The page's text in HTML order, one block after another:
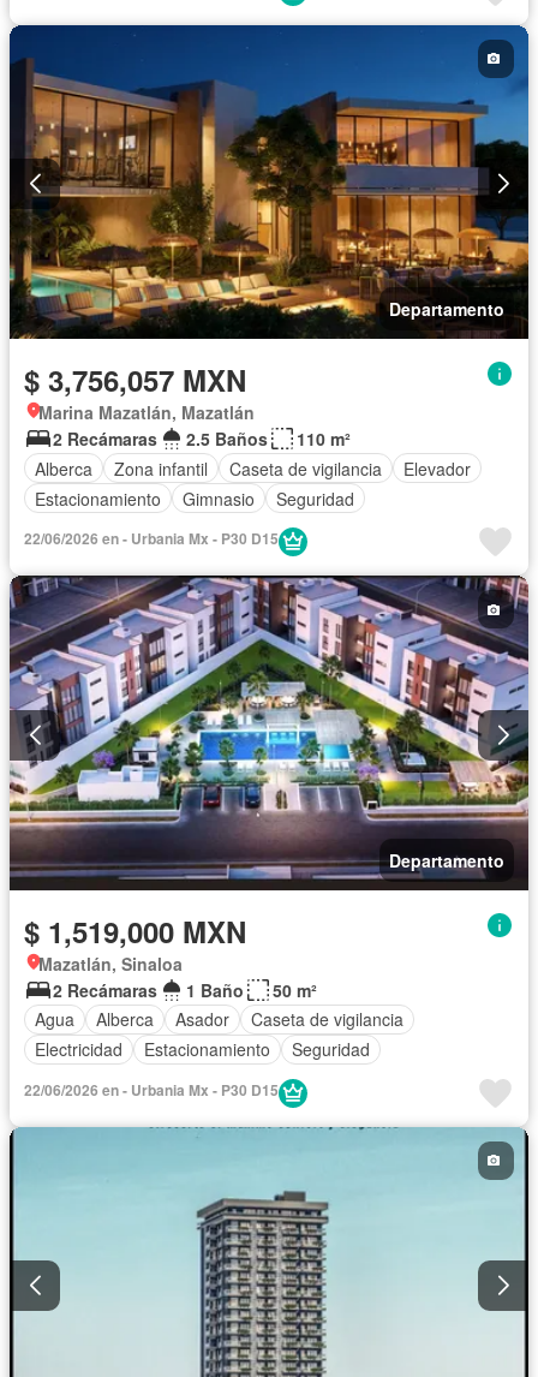
Departamento
$ 3,756,057 MXN
Marina Mazatlán, Mazatlán
2 Recámaras
2.5 Baños
110 m²
Alberca
Zona infantil Caseta de vigilancia
Elevador
Estacionamiento
Gimnasio Seguridad
22/06/2026 en - Urbania Mx - P30 D15
Departamento
$ 1,519,000 MXN
Mazatlán, Sinaloa
2 Recámaras
1 Baño
50 m²
Agua
Alberca Asador
Caseta de vigilancia
Electricidad
Estacionamiento Seguridad
22/06/2026 en - Urbania Mx - P30 D15